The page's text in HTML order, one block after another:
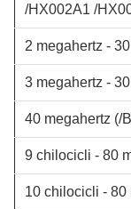
/HX002A1 /
2 megahertz -
3 megahertz -
40 megahertz (/
9 chilocicli - 80
10 chilocicli - 80